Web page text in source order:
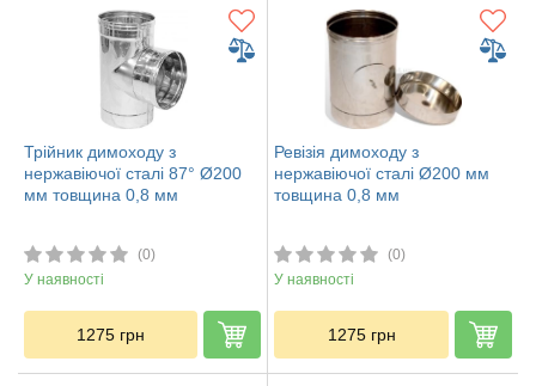
Трійник димоходу з
нержавіючої сталі 87° Ø200
мм товщина 0,8 мм
(0)
У наявності
1275 грн
Ревізія димоходу з
нержавіючої сталі Ø200 мм
товщина 0,8 мм
(0)
У наявності
1275 грн